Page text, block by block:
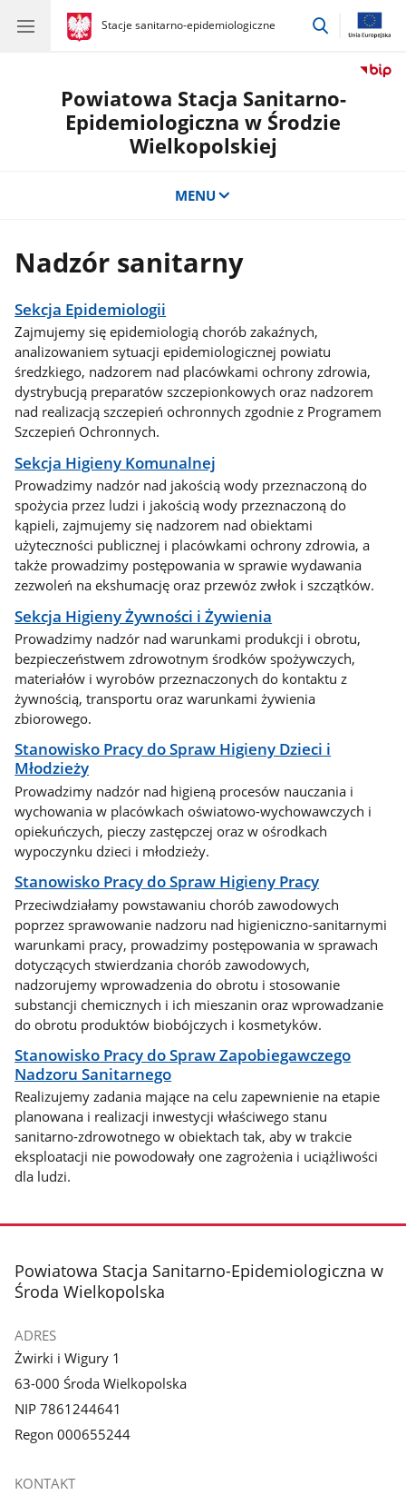
gov.pl
Stacje sanitarno-epidemiologiczne
gov.pl
Stacje
przejdź
Powiatowa Stacja Sanitarno-
Epidemiologiczna w Środzie
Wielkopolskiej
MENU
Nadzór sanitarny
Sekcja Epidemiologii
Zajmujemy się epidemiologią chorób zakaźnych,
analizowaniem sytuacji epidemiologicznej powiatu
średzkiego, nadzorem nad placówkami ochrony zdrowia,
dystrybucją preparatów szczepionkowych oraz nadzorem
nad realizacją szczepień ochronnych zgodnie z Programem
Szczepień Ochronnych.
Sekcja Higieny Komunalnej
Prowadzimy nadzór nad jakością wody przeznaczoną do
spożycia przez ludzi i jakością wody przeznaczoną do
kąpieli, zajmujemy się nadzorem nad obiektami
użyteczności publicznej i placówkami ochrony zdrowia, a
także prowadzimy postępowania w sprawie wydawania
zezwoleń na ekshumację oraz przewóz zwłok i szczątków.
Sekcja Higieny Żywności i Żywienia
Prowadzimy nadzór nad warunkami produkcji i obrotu,
bezpieczeństwem zdrowotnym środków spożywczych,
materiałów i wyrobów przeznaczonych do kontaktu z
żywnością, transportu oraz warunkami żywienia
zbiorowego.
Stanowisko Pracy do Spraw Higieny Dzieci i
Młodzieży
Prowadzimy nadzór nad higieną procesów nauczania i
wychowania w placówkach oświatowo-wychowawczych i
opiekuńczych, pieczy zastępczej oraz w ośrodkach
wypoczynku dzieci i młodzieży.
Stanowisko Pracy do Spraw Higieny Pracy
Przeciwdziałamy powstawaniu chorób zawodowych
poprzez sprawowanie nadzoru nad higieniczno-sanitarnymi
warunkami pracy, prowadzimy postępowania w sprawach
dotyczących stwierdzania chorób zawodowych,
nadzorujemy wprowadzenia do obrotu i stosowanie
substancji chemicznych i ich mieszanin oraz wprowadzanie
do obrotu produktów biobójczych i kosmetyków.
Stanowisko Pracy do Spraw Zapobiegawczego
Nadzoru Sanitarnego
Realizujemy zadania mające na celu zapewnienie na etapie
planowana i realizacji inwestycji właściwego stanu
sanitarno-zdrowotnego w obiektach tak, aby w trakcie
eksploatacji nie powodowały one zagrożenia i uciążliwości
dla ludzi.
stopka
Powiatowa Stacja Sanitarno-Epidemiologiczna w
Środa Wielkopolska
ADRES
Żwirki i Wigury 1
63-000 Środa Wielkopolska
NIP 7861244641
Regon 000655244
KONTAKT